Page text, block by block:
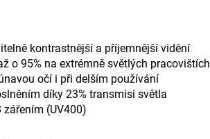
kontrastnější a příjemnější vidění
o 95% na extrémně světlých pracovištích
očí i při delším používání
díky 23% transmisi světla
zářením (UV400)